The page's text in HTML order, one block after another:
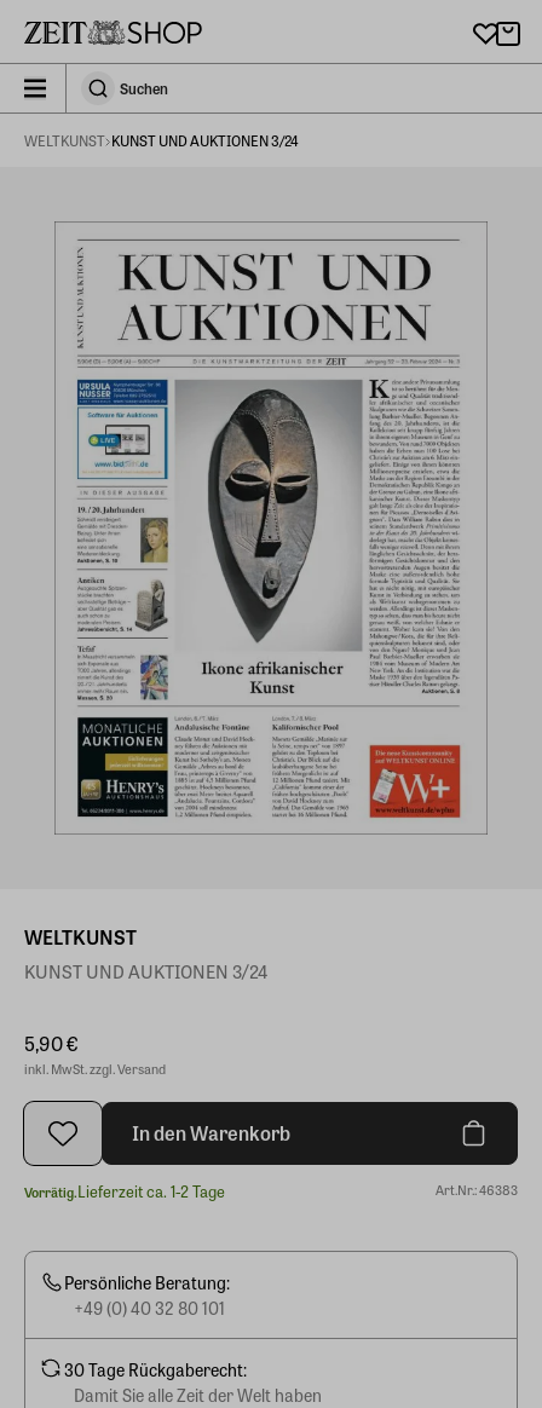
zeit_storefront.components.search.collapsed
SuchenSuchen
WELTKUNST KUNST UND AUKTIONEN 3/24
WELTKUNST
KUNST UND AUKTIONEN 3/24
5,90 €
inkl. MwSt. zzgl. Versand
In den Warenkorb
Vorrätig.Lieferzeit ca. 1-2 Tage Art.Nr.: 46383
Persönliche Beratung:
+49 (0) 40 32 80 101
30 Tage Rückgaberecht:
Damit Sie alle Zeit der Welt haben